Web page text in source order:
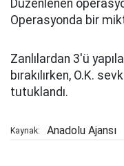
Düzenlenen
Operasyonda bir
Zanlılardan 3'ü
bırakılırken, O.K.
tutuklandı.
Kaynak: Anadolu Ajansı